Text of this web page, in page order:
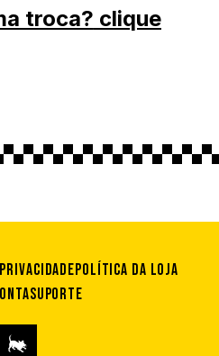
troca? clique
Política da loja
Suporte